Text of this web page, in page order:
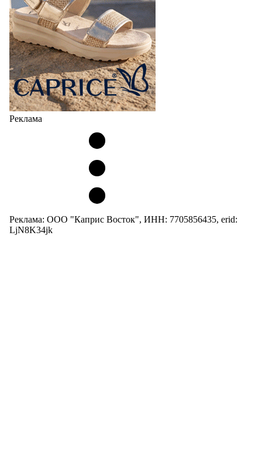
Реклама
Реклама: ООО "Каприс Восток", ИНН: 7705856435, erid:
LjN8K34jk